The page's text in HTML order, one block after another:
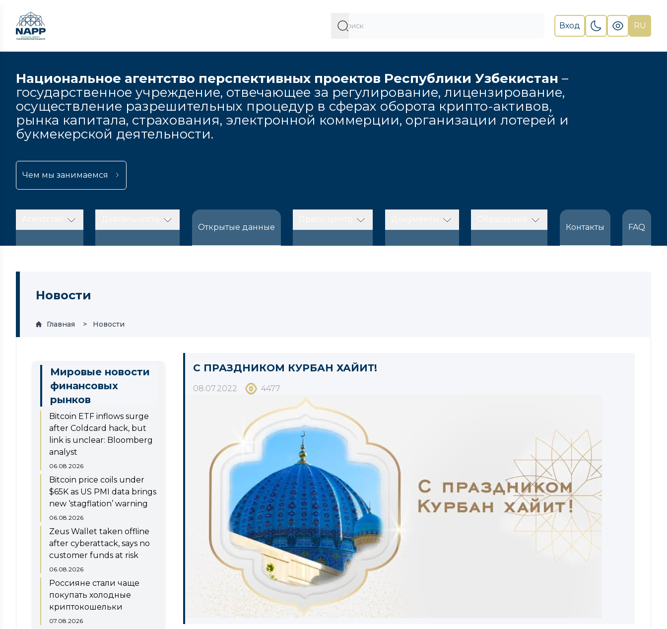
Вход RU
Национальное агентство перспективных проектов Республики Узбекистан –
государственное учреждение, отвечающее за регулирование, лицензирование,
осуществление разрешительных процедур в сферах оборота крипто-активов,
рынка капитала, страхования, электронной коммерции, организации лотерей и
букмекерской деятельности.
Чем мы занимаемся
Открытые данные
Контакты
FAQ
Новости
Главная Новости
Мировые новости
финансовых
рынков
Bitcoin ETF inflows surge
after Coldcard hack, but
link is unclear: Bloomberg
analyst
06.08.2026
Bitcoin price coils under
$65K as US PMI data brings
new ‘stagflation’ warning
06.08.2026
Zeus Wallet taken offline
after cyberattack, says no
customer funds at risk
06.08.2026
Россияне стали чаще
покупать холодные
криптокошельки
07.08.2026
С ПРАЗДНИКОМ КУРБАН ХАЙИТ!
08.07.2022 4477